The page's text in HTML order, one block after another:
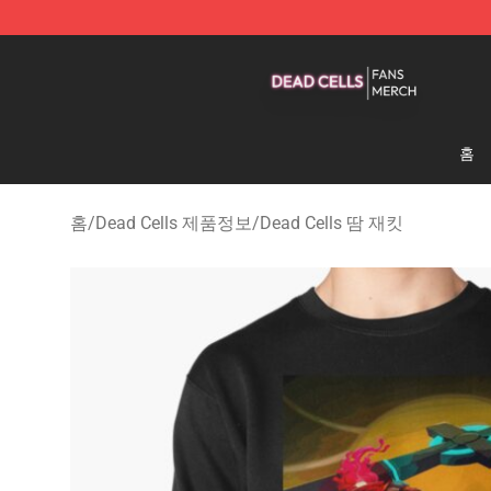
홈
홈/Dead Cells 제품정보/Dead Cells 땀 재킷